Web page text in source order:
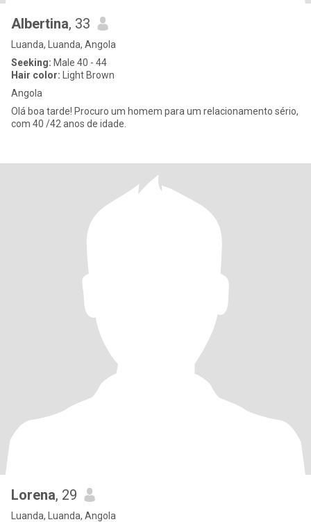
Albertina, 33
Luanda, Luanda, Angola
Seeking: Male 40 - 44
Hair color: Light Brown
Angola
Olá boa tarde! Procuro um homem para um relacionamento sério,
com 40 /42 anos de idade.
Lorena, 29
Luanda, Luanda, Angola